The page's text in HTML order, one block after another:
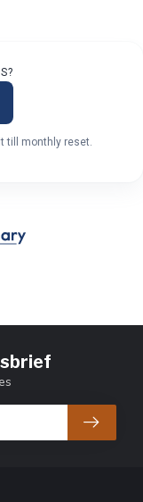
till monthly reset.